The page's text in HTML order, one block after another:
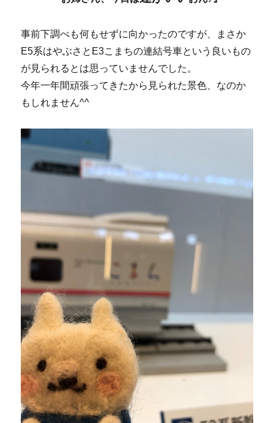
事前下調べも何もせずに向かったのですが、まさか
E5系はやぶさとE3こまちの連結号車という良いもの
が見られるとは思っていませんでした。
今年一年間頑張ってきたから見られた景色、なのか
もしれません^^